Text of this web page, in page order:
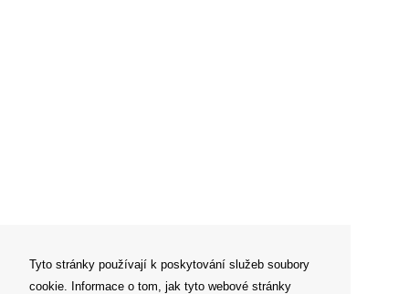
Tyto stránky používají k poskytování služeb soubory
cookie. Informace o tom, jak tyto webové stránky